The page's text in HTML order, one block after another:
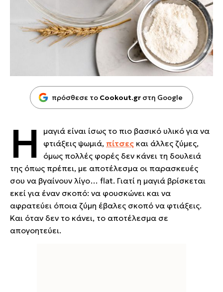
πρόσθεσε το Cookout.gr στη Google
Η
μαγιά είναι ίσως το πιο βασικό υλικό για να
φτιάξεις ψωμιά, πίτσες και άλλες ζύμες,
όμως πολλές φορές δεν κάνει τη δουλειά
της όπως πρέπει, με αποτέλεσμα οι παρασκευές
σου να βγαίνουν λίγο… flat. Γιατί η μαγιά βρίσκεται
εκεί για έναν σκοπό: να φουσκώνει και να
αφρατεύει όποια ζύμη έβαλες σκοπό να φτιάξεις.
Και όταν δεν το κάνει, το αποτέλεσμα σε
απογοητεύει.